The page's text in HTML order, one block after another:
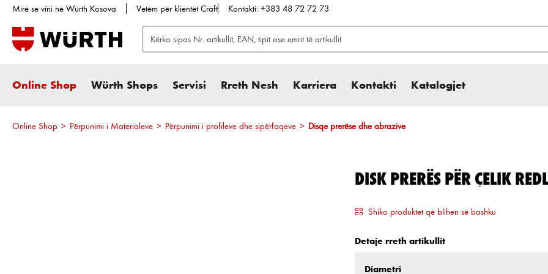
kërkimi Kalo te navigimi kryesor
Mirë se vini në Würth Kosova Vetëm për klientët Craft Kontakti: +383 48 72 72 73
Online Shop Würth Shops Servisi Rreth Nesh Karriera Kontakti Katalogjet
Online Shop > Përpunimi i Materialeve > Përpunimi i profileve dhe sipërfaqeve > Disqe prerëse dhe abrazive
DISK PRERËS PËR ÇELIK
Shiko produktet që blihen së bashku
Detaje rreth artikullit
Zgjidh
Diametri